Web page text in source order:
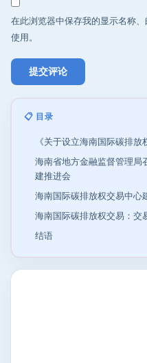
在此浏览器中保存我的显示名称
使用。
📋 目录
《关于设立海南国际碳排放
海南省地方金融监督管理局
建推进会
海南国际碳排放权交易中心
海南国际碳排放权交易：交
结语